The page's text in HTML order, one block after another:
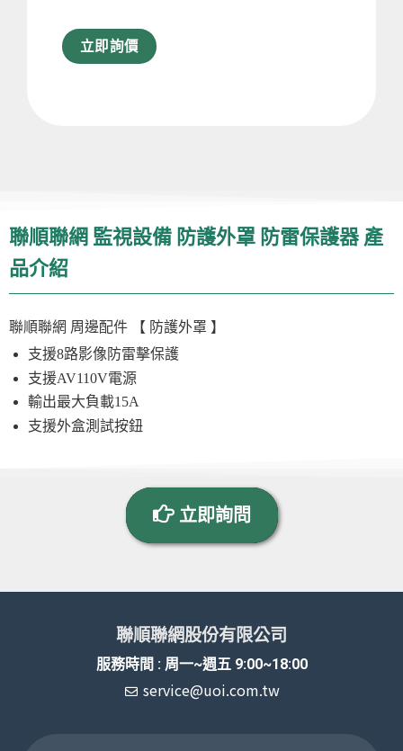
立即詢價
聯順聯網 監視設備 防護外罩 防雷保護器 產
品介紹
聯順聯網 周邊配件 【 防護外罩 】
支援8路影像防雷擊保護
支援AV110V電源
輸出最大負載15A
支援外盒測試按鈕
立即詢問
聯順聯網股份有限公司
服務時間 : 周一~週五 9:00~18:00
service@uoi.com.tw